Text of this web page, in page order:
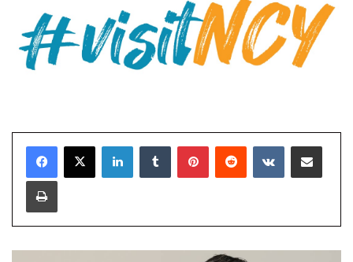
LinkedInTumblr PinterestReddit VKontakteE-Posta ile paylaş
Yazdır